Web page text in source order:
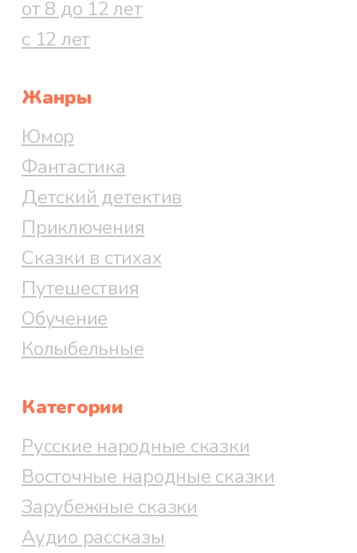
от 8 до 12 лет
с 12 лет
Жанры
Юмор
Фантастика
Детский детектив
Приключения
Сказки в стихах
Путешествия
Обучение
Колыбельные
Категории
Русские народные сказки
Восточные народные сказки
Зарубежные сказки
Аудио рассказы